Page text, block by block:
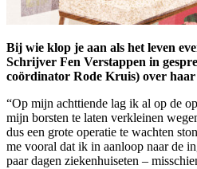
Bij wie klop je aan als het leven
Schrijver Fen Verstappen in
coördinator Rode Kruis) over
“Op mijn achttiende lag ik al op de
mijn borsten te laten verkleinen
dus een grote operatie te wachten
me vooral dat ik in aanloop naar de
paar dagen ziekenhuiseten –